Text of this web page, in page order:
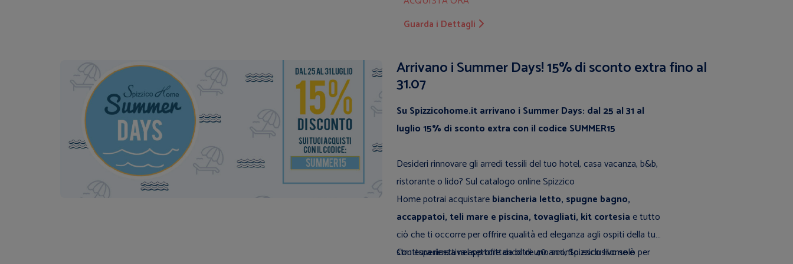
Guarda i Dettagli
Arrivano i Summer Days! 15% di sconto extra fino al
31.07
Su Spizzicohome.it arrivano i Summer Days: dal 25 al 31 al
luglio 15% di sconto extra con il codice SUMMER15
Desideri rinnovare gli arredi tessili del tuo hotel, casa vacanza, b&b,
ristorante o lido? Sul catalogo online Spizzico
Home potrai acquistarebiancheria letto, spugne bagno,
accappatoi, teli mare e piscina, tovagliati, kit cortesiae tutto
ciò che ti occorre per offrire qualità ed eleganza agli ospiti della tua
struttura ricettiva approfittando di uno sconto esclusivo solo per
Con esperienza nel settore da oltre 40 anni, Spizzico Home è